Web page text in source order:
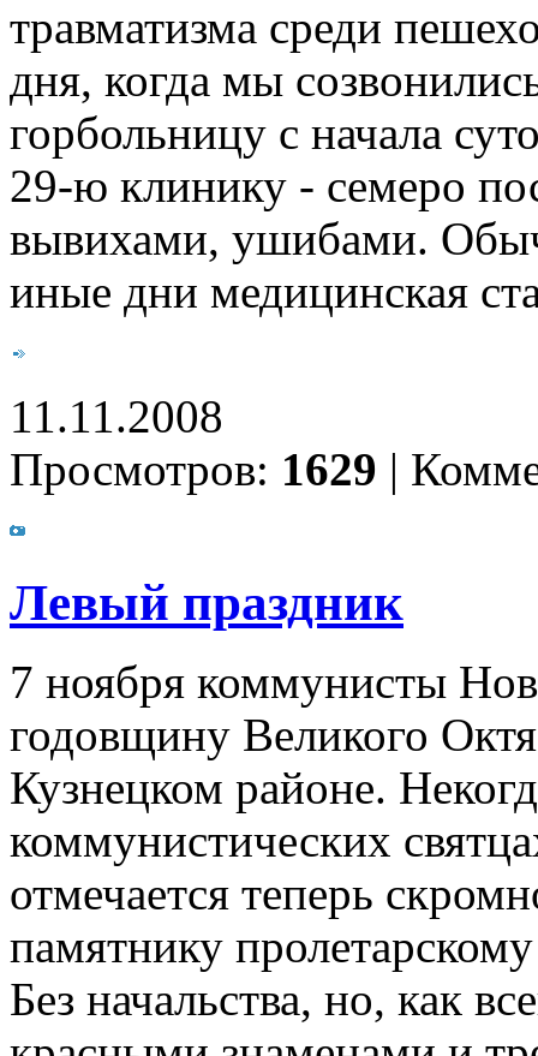
травматизма среди
дня, когда мы
горбольницу с начала
29-ю клинику - семеро
вывихами, ушибами.
иные дни медицинская
11.11.2008
Просмотров: 1629 |
Левый праздник
7 ноября коммунисты
годовщину Великого
Кузнецком районе.
коммунистических
отмечается теперь
памятнику
Без начальства, но, как